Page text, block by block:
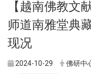
【越南佛教文
师道南雅堂典
现况
2024-10-29 佛研中